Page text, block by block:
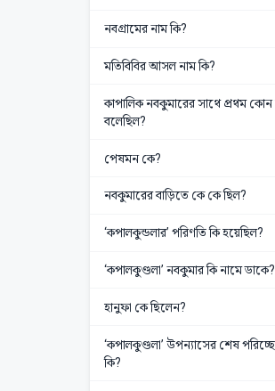
নবগ্রামের নাম কি?
মতিবিবির আসল নাম কি?
কাপালিক নবকুমারের সাথে প্রথম কোন
বলেছিল?
পেষমন কে?
নবকুমারের বাড়িতে কে কে ছিল?
‘কপালকুন্ডলার’ পরিণতি কি হয়েছিল?
‘কপালকুণ্ডলা’ নবকুমার কি নামে ডাকে?
হানুফা কে ছিলেন?
‘কপালকুণ্ডলা’ উপন্যাসের শেষ
কি?